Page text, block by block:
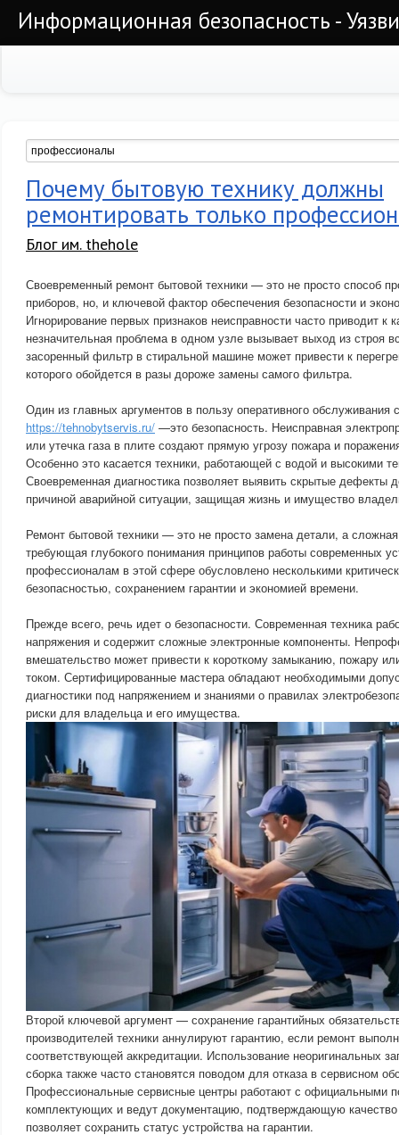
Информационная безопасность -
Почему бытовую технику должны
ремонтировать только
Блог им. thehole
Своевременный ремонт бытовой техники — это не просто способ
приборов, но, и ключевой фактор обеспечения безопасности и
Игнорирование первых признаков неисправности часто приводит к
незначительная проблема в одном узле вызывает выход из строя
засоренный фильтр в стиральной машине может привести к
которого обойдется в разы дороже замены самого фильтра.
Один из главных аргументов в пользу оперативного обслуживания
https://tehnobytservis.ru/ —это безопасность. Неисправная
или утечка газа в плите создают прямую угрозу пожара и
Особенно это касается техники, работающей с водой и высокими
Своевременная диагностика позволяет выявить скрытые дефекты
причиной аварийной ситуации, защищая жизнь и имущество
Ремонт бытовой техники — это не просто замена детали, а
требующая глубокого понимания принципов работы современных
профессионалам в этой сфере обусловлено несколькими
безопасностью, сохранением гарантии и экономией времени.
Прежде всего, речь идет о безопасности. Современная техника
напряжения и содержит сложные электронные компоненты.
вмешательство может привести к короткому замыканию, пожару
током. Сертифицированные мастера обладают необходимыми
диагностики под напряжением и знаниями о правилах
риски для владельца и его имущества.
Второй ключевой аргумент — сохранение гарантийных
производителей техники аннулируют гарантию, если ремонт
соответствующей аккредитации. Использование неоригинальных
сборка также часто становятся поводом для отказа в сервисном
Профессиональные сервисные центры работают с официальными
комплектующих и ведут документацию, подтверждающую
позволяет сохранить статус устройства на гарантии.